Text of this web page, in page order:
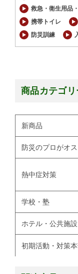
救急・衛生用品
携帯トイレ
防災訓練
商品カテゴリ
新商品
防災のプロがオス
熱中症対策
学校・塾
ホテル・公共施設
初期活動・対策